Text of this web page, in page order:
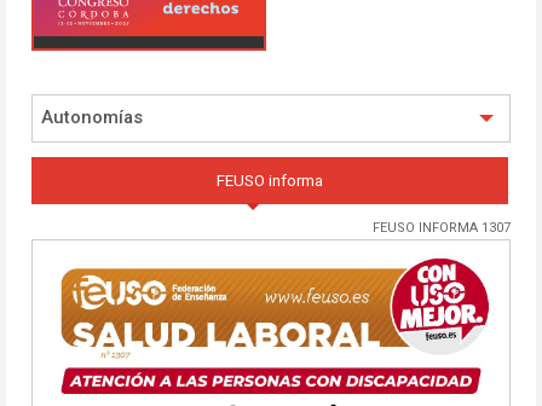
Autonomías
FEUSO informa
FEUSO INFORMA 1307